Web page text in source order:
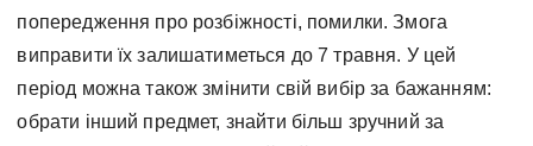
попередження про розбіжності, помилки. Змога
виправити їх залишатиметься до 7 травня. У цей
період можна також змінити свій вибір за бажанням:
обрати інший предмет, знайти більш зручний за